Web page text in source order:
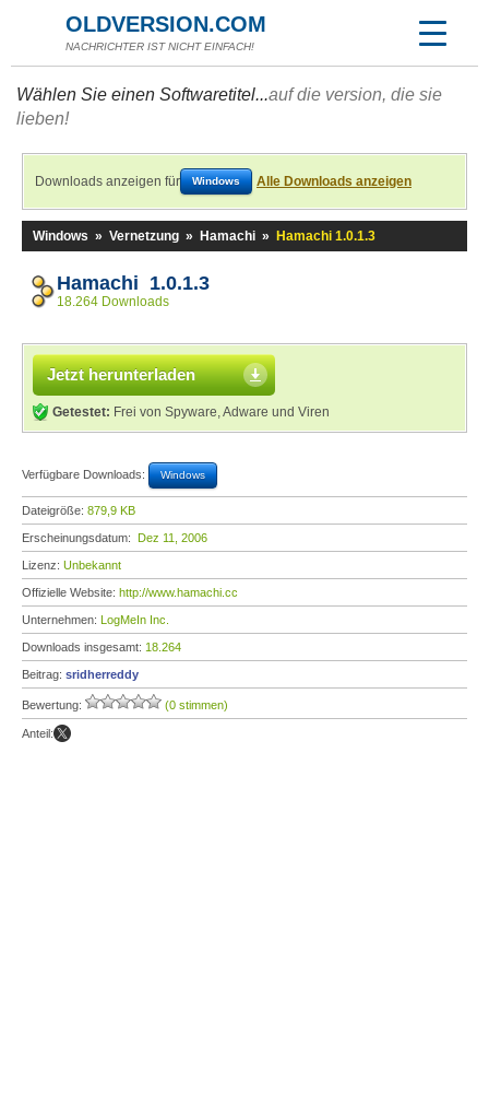
OLDVERSION.COM
NACHRICHTER IST NICHT EINFACH!
Wählen Sie einen Softwaretitel...auf die version, die sie
lieben!
Downloads anzeigen für Windows Alle Downloads anzeigen
Windows » Vernetzung » Hamachi » Hamachi 1.0.1.3
Hamachi 1.0.1.3
18.264 Downloads
Jetzt herunterladen
Getestet: Frei von Spyware, Adware und Viren
Verfügbare Downloads: Windows
Dateigröße: 879,9 KB
Erscheinungsdatum: Dez 11, 2006
Lizenz: Unbekannt
Offizielle Website: http://www.hamachi.cc
Unternehmen: LogMeIn Inc.
Downloads insgesamt: 18.264
Beitrag: sridherreddy
Bewertung: (0 stimmen)
Anteil: